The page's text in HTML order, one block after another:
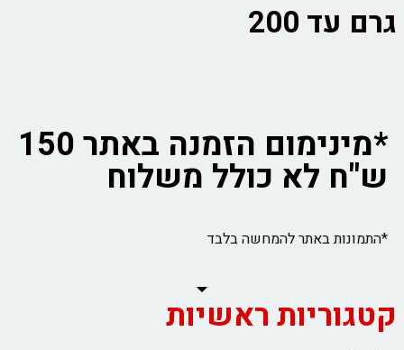
גרם עד 200
*מינימום הזמנה באתר 150
ש"ח לא כולל משלוח
*התמונות באתר להמחשה בלבד
קטגוריות ראשיות